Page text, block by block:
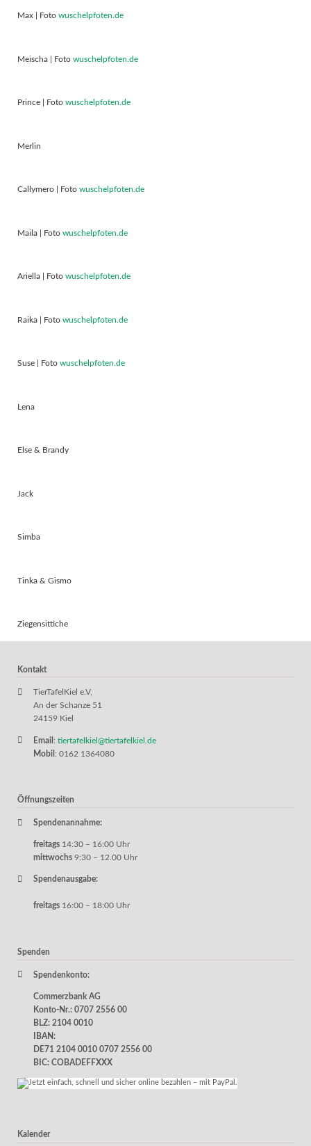
Max | Foto wuschelpfoten.de
Meischa | Foto wuschelpfoten.de
Prince | Foto wuschelpfoten.de
Merlin
Callymero | Foto wuschelpfoten.de
Maila | Foto wuschelpfoten.de
Ariella | Foto wuschelpfoten.de
Raika | Foto wuschelpfoten.de
Suse | Foto wuschelpfoten.de
Lena
Else & Brandy
Jack
Simba
Tinka & Gismo
Ziegensittiche
Kontakt
TierTafelKiel e.V,
An der Schanze 51
24159 Kiel
Email : tiertafelkiel@tiertafelkiel.de
Mobil : 0162 1364080
Öffnungszeiten
Spendenannahme:
freitags 14:30 – 16:00 Uhr
mittwochs 9:30 – 12.00 Uhr
Spendenausgabe:
freitags 16:00 – 18:00 Uhr
Spenden
Spendenkonto:
Commerzbank AG
Konto-Nr.: 0707 2556 00
BLZ: 2104 0010
IBAN:
DE71 2104 0010 0707 2556 00
BIC: COBADEFFXXX
Kalender